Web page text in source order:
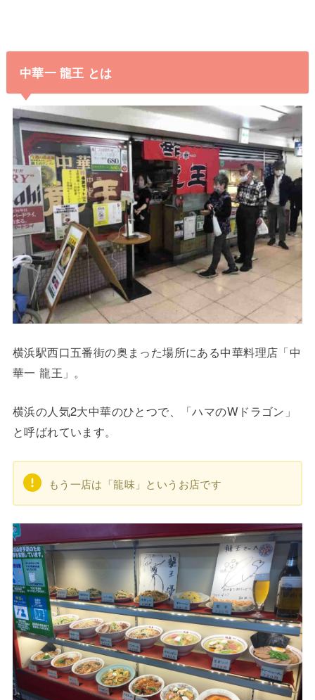
中華一 龍王 とは
横浜駅西口五番街の奥まった場所にある中華料理店「中
華一 龍王」。
横浜の人気2大中華のひとつで、「ハマのWドラゴン」
と呼ばれています。
もう一店は「龍味」というお店です